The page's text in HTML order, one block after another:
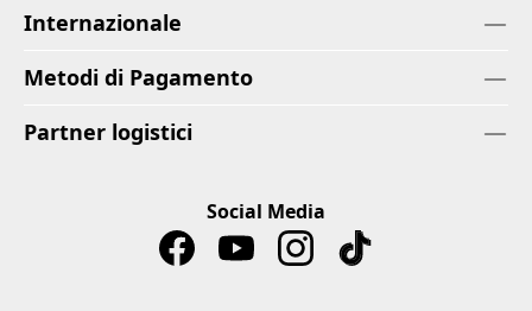
Internazionale
Metodi di Pagamento
Partner logistici
Social Media